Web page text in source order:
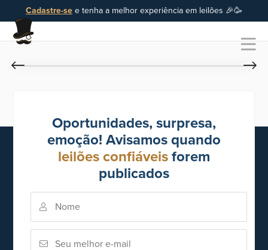
Cadastre-se e tenha a melhor experiência em leilões 🎉🥳
Oportunidades, surpresa,
emoção! Avisamos quando
leilões confiáveis forem
publicados